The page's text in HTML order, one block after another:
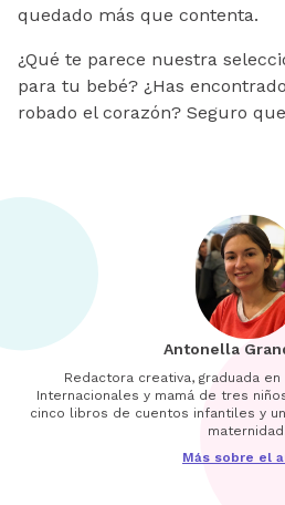
quedado más que contenta.
¿Qué te parece nuestra
para tu bebé? ¿Has
robado el corazón? Seguro
Antonella
Redactora creativa, graduada
Internacionales y mamá de tres
cinco libros de cuentos infantiles y
maternidad.
Más sobre el